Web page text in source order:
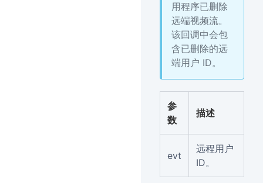
用程序已删除
远端视频流。
该回调中会包
含已删除的远
端用户 ID。
参
数
描述
evt
远程用户
ID。